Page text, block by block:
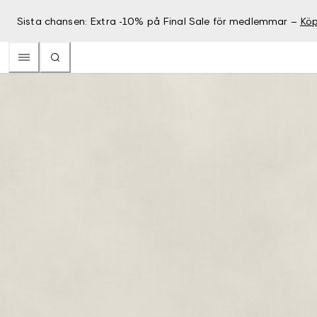
Sista chansen: Extra -10% på Final Sale för medlemmar –